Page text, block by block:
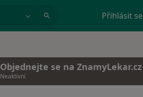
Přihlásit se
Objednejte se na ZnamyLekar.cz
Neaktivní